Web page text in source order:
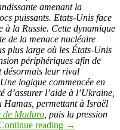
amenant la
puissants. Etats-Unis face
à la Russie. Cette dynamique
de la menace nucléaire
plus large où les États-Unis
périphériques afin de
désormais leur rival
logique commencée en
d’assurer l’aide à l’Ukraine,
Hamas, permettant à Israël
de Maduro , puis la pression
reading →